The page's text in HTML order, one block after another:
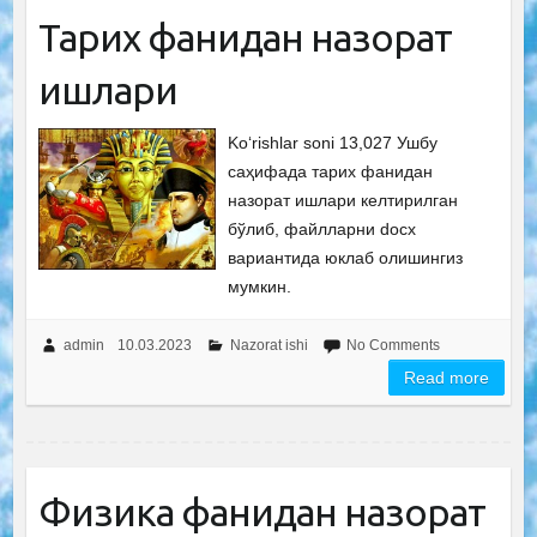
Тарих фанидан назорат
ишлари
Ko‘rishlar soni 13,027 Ушбу
саҳифада тарих фанидан
назорат ишлари келтирилган
бўлиб, файлларни docx
вариантида юклаб олишингиз
мумкин.
admin 10.03.2023 Nazorat ishi No Comments
Read more
Физика фанидан назорат